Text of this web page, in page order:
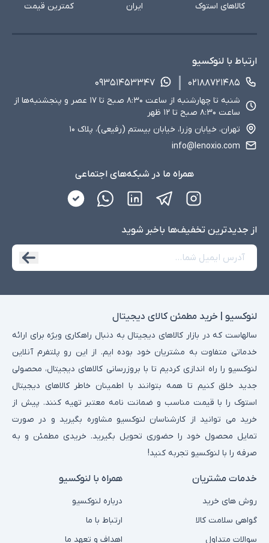
کالاهای استوک
ایران
کمترین قیمت
ارتباط با لنوکسیو
۰۲۱۸۸۷۲۱۴۸۵
۰۹۳۵۱۴۵۳۳۴۷
شنبه تا چهارشنبه از ساعت ۸:۳۰ صبح تا ۱۷ عصر و پنجشنبه‌ها از
ساعت ۸:۳۰ صبح تا ۱۲ ظهر
تهران، خیابان وزرا، خیابان بیستم (رفیعی)، پلاک ۱۰
info@lenoxio.com
همراه ما در شبکه‌های اجتماعی
از جدید‌ترین تخفیف‌ها با‌خبر شوید
لنوکسیو | خرید مطمئن کالای دیجیتال
سالهاست که در بازار کالاهای دیجیتال به دنبال راهکاری ویژه برای ارائه
خدماتی متفاوت به مشتریان خود بوده ایم. از این رو پلتفرم آنلاین
لنوکسیو را راه اندازی کردیم تا با بروزرسانی کالاهای دیجیتال، محصولی
جدید خلق کنیم تا همه بتوانند با اطمینان خاطر کالاهای دیجیتال
استوک را با قیمت مناسب و ضمانت نامه معتبر تهیه کنند. پیش از
خرید می توانید از کارشناسان لنوکسیو مشاوره بگیرید و در صورت
تمایل محصول خود را حضوری تحویل بگیرید. خریدی مطمئن و به
صرفه را با لنوکسیو تجربه کنید!
خدمات مشتریان
روش های خرید
گواهی سلامت کالا
سوالات متداول
همراه با لنوکسیو
درباره لنوکسیو
ارتباط با ما
اهداف و تعهد ما